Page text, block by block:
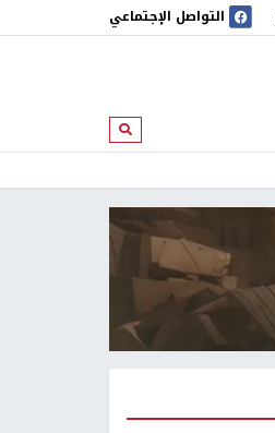
التواصل الإجتماعي
ابحث